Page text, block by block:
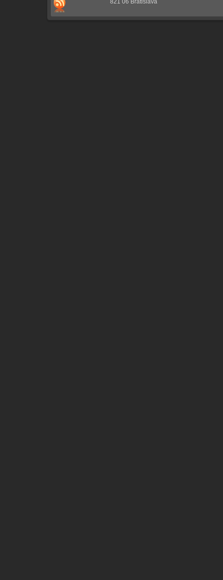
821 06 Bratislava